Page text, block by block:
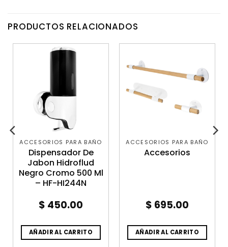
PRODUCTOS RELACIONADOS
ACCESORIOS PARA BAÑO
Dispensador De
Jabon Hidroflud
Negro Cromo 500 Ml
– HF-HI244N
$ 450.00
AÑADIR AL CARRITO
ACCESORIOS PARA BAÑO
Accesorios
$ 695.00
AÑADIR AL CARRITO